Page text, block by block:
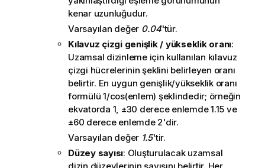
kenar uzunluğudur.
Varsayılan değer 0.04'tür.
Kılavuz çizgi genişlik / yükseklik oranı:
Uzamsal dizinleme için kullanılan kılavuz
çizgi hücrelerinin şeklini belirleyen oranı
belirtir. En uygun genişlik/yükseklik oranı
formülü 1/cos(enlem) şeklindedir; örneğin
ekvatorda 1, ±30 derece enlemde 1.15 ve
±60 derece enlemde 2'dir.
Varsayılan değer 1.5'tir.
Düzey sayısı: Oluşturulacak uzamsal